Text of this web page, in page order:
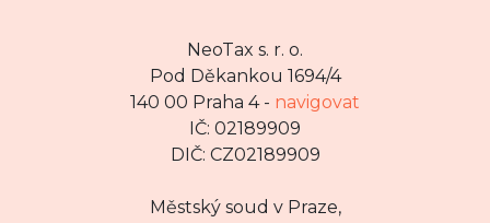
NeoTax s. r. o.
Pod Děkankou 1694/4
140 00 Praha 4 - navigovat
IČ: 02189909
DIČ: CZ02189909
Městský soud v Praze,